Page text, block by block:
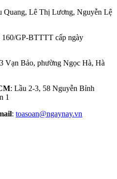
Quang, Lê Thị Lương, Nguyễn Lệ
160/GP-BTTTT cấp ngày
Vạn Bảo, phường Ngọc Hà, Hà
: Lầu 2-3, 58 Nguyễn Bỉnh
1
: toasoan@ngaynay.vn